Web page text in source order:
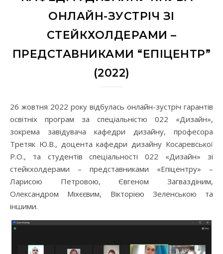
ОНЛАЙН-ЗУСТРІЧ ЗІ
СТЕЙКХОЛДЕРАМИ –
ПРЕДСТАВНИКАМИ “ЕПІЦЕНТР”
(2022)
26 жовтня 2022 року відбулась онлайн-зустріч гарантів
освітніх програм за спеціальністю 022 «Дизайн»,
зокрема завідувача кафедри дизайну, професора
Третяк Ю.В., доцента кафедри дизайну Косаревської
Р.О., та студентів спеціальності 022 «Дизайн» зі
стейкхолдерами – представниками «Епіцентру» –
Ларисою Петровою, Євгеном Загваздіним,
Олександром Міхєєвим, Вікторією Зеленською та
іншими.